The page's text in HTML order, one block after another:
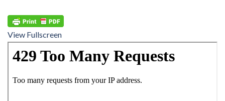
View Fullscreen
au
contenu